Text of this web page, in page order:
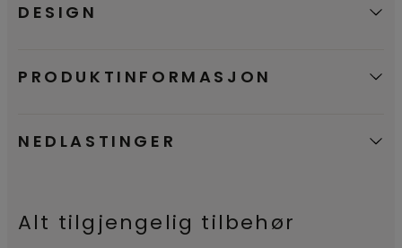
DESIGN
PRODUKTINFORMASJON
NEDLASTINGER
Alt tilgjengelig tilbehør